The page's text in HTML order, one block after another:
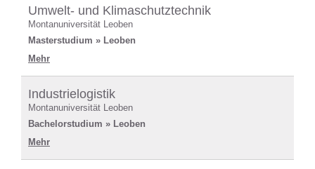
Umwelt- und Klimaschutztechnik
Montanuniversität Leoben
Masterstudium » Leoben
Mehr
Industrielogistik
Montanuniversität Leoben
Bachelorstudium » Leoben
Mehr